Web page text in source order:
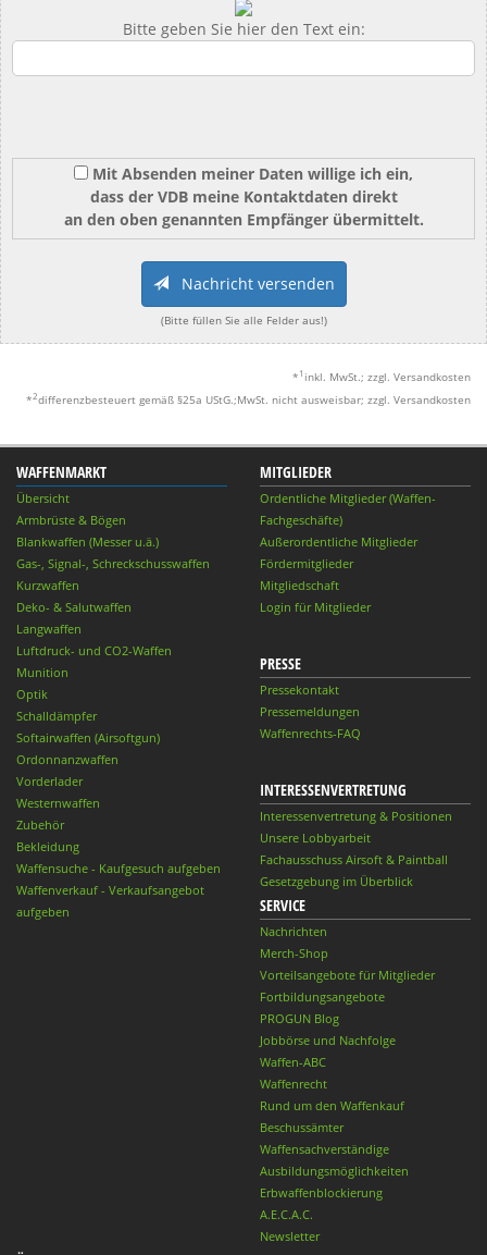
Bitte geben Sie hier den Text ein:
Mit Absenden meiner Daten willige ich ein,
dass der VDB meine Kontaktdaten direkt
an den oben genannten Empfänger übermittelt.
Nachricht versenden
(Bitte füllen Sie alle Felder aus!)
* 1 inkl. MwSt.; zzgl. Versandkosten
*2differenzbesteuert gemäß §25a UStG.;MwSt. nicht ausweisbar; zzgl. Versandkosten
WAFFENMARKT
Übersicht
Armbrüste & Bögen
Blankwaffen (Messer u.ä.)
Gas-, Signal-, Schreckschusswaffen
Kurzwaffen
Deko- & Salutwaffen
Langwaffen
Luftdruck- und CO2-Waffen
Munition
Optik
Schalldämpfer
Softairwaffen (Airsoftgun)
Ordonnanzwaffen
Vorderlader
Westernwaffen
Zubehör
Bekleidung
Waffensuche - Kaufgesuch aufgeben
Waffenverkauf - Verkaufsangebot
aufgeben
MITGLIEDER
Ordentliche Mitglieder (Waffen-
Fachgeschäfte)
Außerordentliche Mitglieder
Fördermitglieder
Mitgliedschaft
Login für Mitglieder
PRESSE
Pressekontakt
Pressemeldungen
Waffenrechts-FAQ
INTERESSENVERTRETUNG
Interessenvertretung & Positionen
Unsere Lobbyarbeit
Fachausschuss Airsoft & Paintball
Gesetzgebung im Überblick
SERVICE
Nachrichten
Merch-Shop
Vorteilsangebote für Mitglieder
Fortbildungsangebote
PROGUN Blog
Jobbörse und Nachfolge
Waffen-ABC
Waffenrecht
Rund um den Waffenkauf
Beschussämter
Waffensachverständige
Ausbildungsmöglichkeiten
Erbwaffenblockierung
A.E.C.A.C.
Newsletter